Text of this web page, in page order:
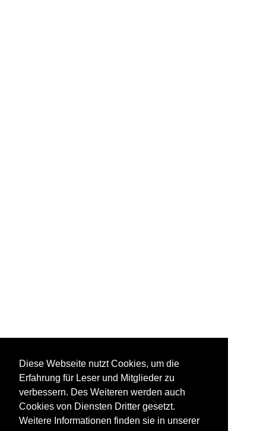
Diese Webseite nutzt Cookies, um die
Erfahrung für Leser und Mitglieder zu
verbessern. Des Weiteren werden auch
Cookies von Diensten Dritter gesetzt.
Weitere Informationen finden sie in unserer